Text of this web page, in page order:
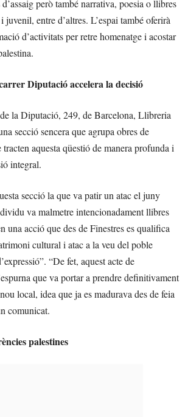
però també narrativa, poesia o llibres
entre d’altres. L’espai també oferirà
d’activitats per retre homenatge i acostar
Diputació accelera la decisió
la Diputació, 249, de Barcelona, Llibreria
secció sencera que agrupa obres de
aquesta qüestió de manera profunda i
integral.
secció la que va patir un atac el juny
va malmetre intencionadament llibres
una acció que des de Finestres es qualifica
cultural i atac a la veu del poble
“De fet, aquest acte de
que va portar a prendre definitivament
local, idea que ja es madurava des de feia
comunicat.
palestines